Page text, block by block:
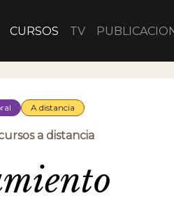
CURSOS TV
A distancia
a distancia